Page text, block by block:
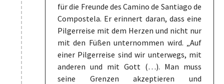
für die Freunde des Camino de Santiago de
Compostela. Er erinnert daran, dass eine
Pilgerreise mit dem Herzen und nicht nur
mit den Füßen unternommen wird. „Auf
einer Pilgerreise sind wir unterwegs, mit
anderen und mit Gott (…). Man muss
seine Grenzen akzeptieren und